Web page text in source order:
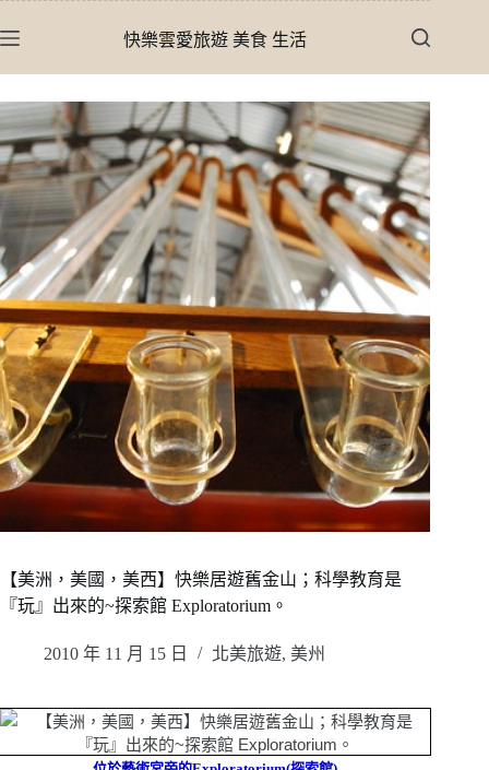
至
內
容
快樂雲愛旅遊 美食 生活
【美洲，美國，美西】快樂居遊舊金山；科學教育是
『玩』出來的~探索館 Exploratorium。
2010 年 11 月 15 日 北美旅遊, 美州